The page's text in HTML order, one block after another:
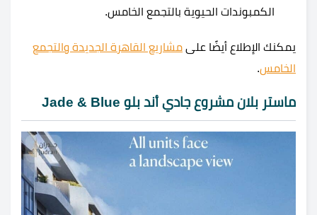
الكمبوندات الحيوية بالتجمع الخامس.
يمكنك الإطلاع أيضًا على مشاريع القاهرة الجديدة والتجمع
الخامس.
ماستر بلان مشروع جادي أند بلو Jade & Blue